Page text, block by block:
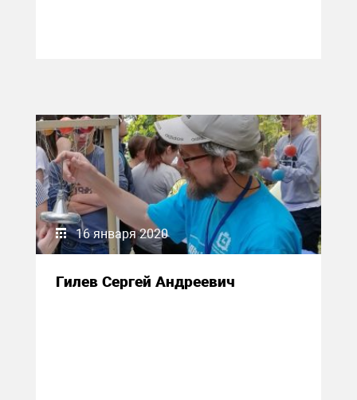
16 января 2020
Гилев Сергей Андреевич